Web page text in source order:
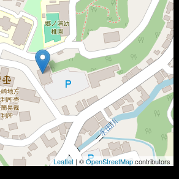
Leaflet | ©OpenStreetMapcontributors